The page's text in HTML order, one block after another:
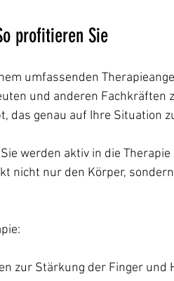
profitieren Sie
umfassenden
und anderen Fachkräften
das genau auf Ihre Situation
werden aktiv in die
nicht nur den Körper,
zur Stärkung der Finger und